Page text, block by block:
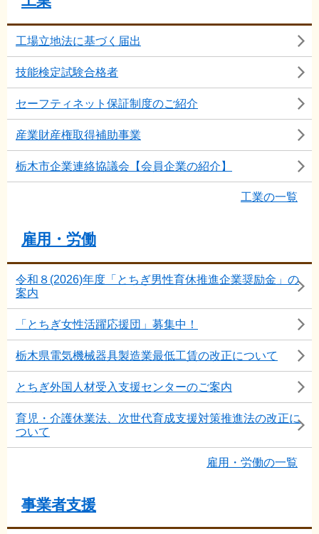
工場立地法に基づく届出
技能検定試験合格者
セーフティネット保証制度のご紹介
産業財産権取得補助事業
栃木市企業連絡協議会【会員企業の紹介】
工業の一覧
雇用・労働
令和８(2026)年度「とちぎ男性育休推進企業奨励金」の
案内
「とちぎ女性活躍応援団」募集中！
栃木県電気機械器具製造業最低工賃の改正について
とちぎ外国人材受入支援センターのご案内
育児・介護休業法、次世代育成支援対策推進法の改正に
ついて
雇用・労働の一覧
事業者支援